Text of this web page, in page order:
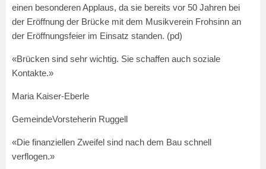
einen besonderen Applaus, da sie bereits vor 50 Jahren bei
der Eröffnung der Brücke mit dem Musikverein Frohsinn an
der Eröffnungsfeier im Einsatz standen. (pd)
«Brücken sind sehr wichtig. Sie schaffen auch soziale
Kontakte.»
Maria Kaiser-Eberle
GemeindeVorsteherin Ruggell
«Die finanziellen Zweifel sind nach dem Bau schnell
verflogen.»